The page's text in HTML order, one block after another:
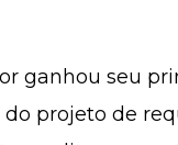
ganhou seu
projeto de